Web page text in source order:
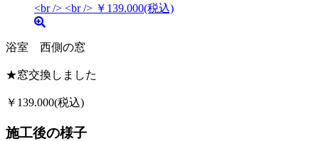
浴室 西側の窓
★窓交換しました
￥139.000(税込)
施工後の様子